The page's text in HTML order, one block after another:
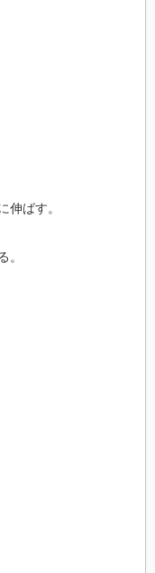
伸ばす。
。